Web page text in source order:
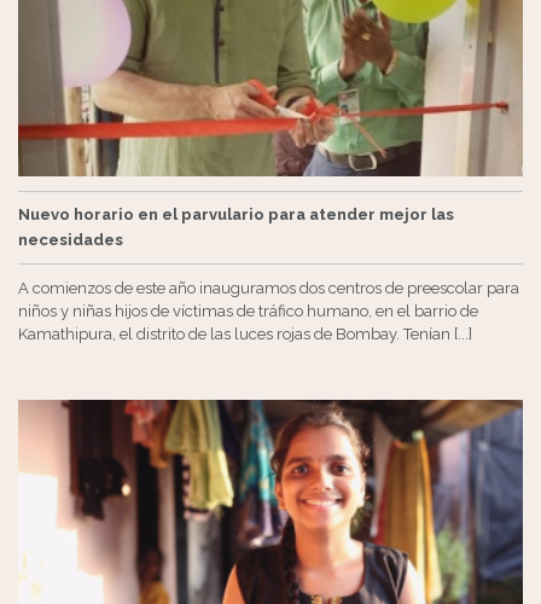
Nuevo horario en el parvulario para atender mejor las
necesidades
A comienzos de este año inauguramos dos centros de preescolar para
niños y niñas hijos de víctimas de tráfico humano, en el barrio de
Kamathipura, el distrito de las luces rojas de Bombay. Tenían [...]